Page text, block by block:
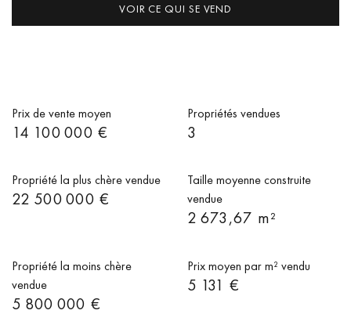
VOIR CE QUI SE VEND
Prix de vente moyen
14 100 000 €
Propriétés vendues
3
Propriété la plus chère vendue
22 500 000 €
Taille moyenne construite
vendue
2 673,67 m²
Propriété la moins chère
vendue
5 800 000 €
Prix moyen par m² vendu
5 131 €